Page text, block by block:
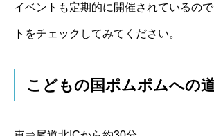
イベントも定期的に開催されているの
トをチェックしてみてください。
こどもの国ポムポムへの